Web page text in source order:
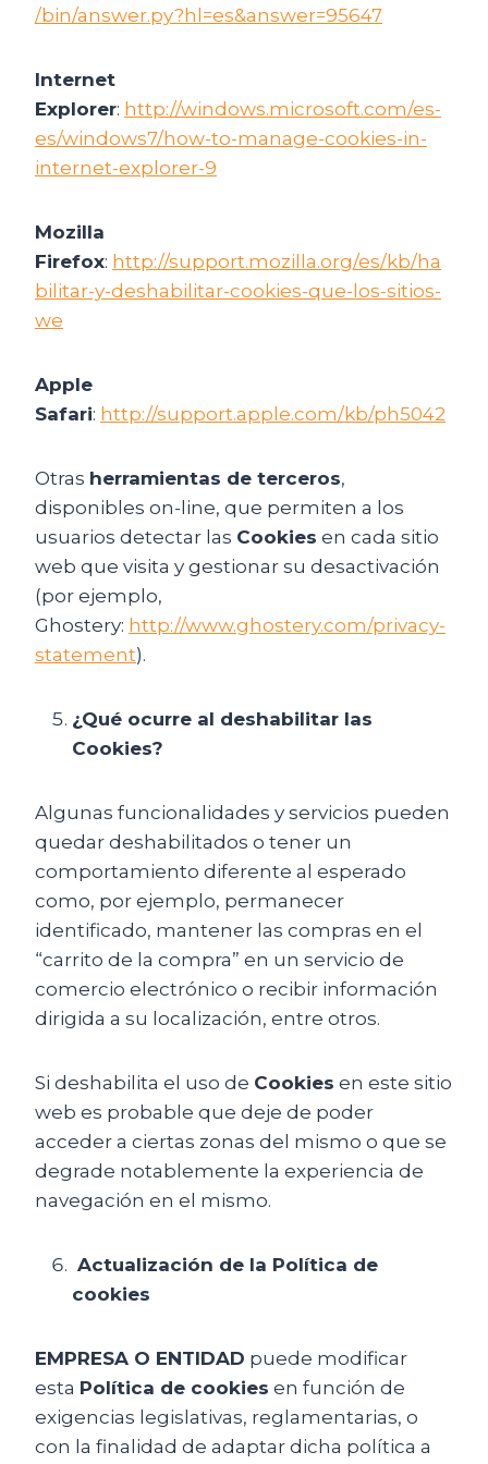
/bin/answer.py?hl=es&answer=95647
Internet
Explorer: http://windows.microsoft.com/es-
es/windows7/how-to-manage-cookies-in-
internet-explorer-9
Mozilla
Firefox: http://support.mozilla.org/es/kb/ha
bilitar-y-deshabilitar-cookies-que-los-sitios-
we
Apple
Safari: http://support.apple.com/kb/ph5042
Otras herramientas de terceros,
disponibles on-line, que permiten a los
usuarios detectar las Cookies en cada sitio
web que visita y gestionar su desactivación
(por ejemplo,
Ghostery: http://www.ghostery.com/privacy-
statement).
¿Qué ocurre al deshabilitar las
Cookies?
Algunas funcionalidades y servicios pueden
quedar deshabilitados o tener un
comportamiento diferente al esperado
como, por ejemplo, permanecer
identificado, mantener las compras en el
“carrito de la compra” en un servicio de
comercio electrónico o recibir información
dirigida a su localización, entre otros.
Si deshabilita el uso de Cookies en este sitio
web es probable que deje de poder
acceder a ciertas zonas del mismo o que se
degrade notablemente la experiencia de
navegación en el mismo.
Actualización de la Política de
cookies
EMPRESA O ENTIDAD puede modificar
esta Política de cookies en función de
exigencias legislativas, reglamentarias, o
con la finalidad de adaptar dicha política a